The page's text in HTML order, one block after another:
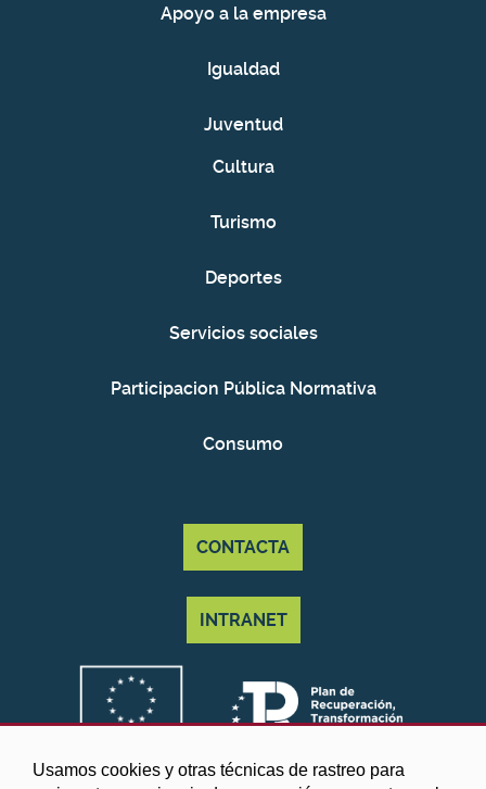
Usamos cookies y otras técnicas de rastreo para
Apoyo a la empresa
Igualdad
Juventud
Cultura
Turismo
Deportes
Servicios sociales
Participacion Pública Normativa
Consumo
CONTACTA
INTRANET